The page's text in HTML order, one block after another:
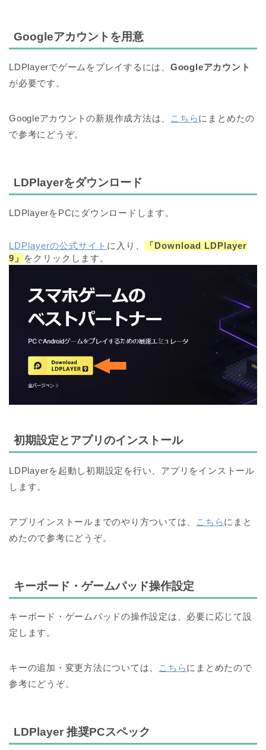
Googleアカウントを用意
LDPlayerでゲームをプレイするには、 Googleアカウント
が必要です。
Googleアカウントの新規作成方法は、 こちらにまとめたの
で参考にどうぞ。
LDPlayerをダウンロード
LDPlayerをPCにダウンロードします。
LDPlayerの公式サイト に入り、
「Download LDPlayer
9」
をクリックします。
初期設定とアプリのインストール
LDPlayerを起動し初期設定を行い、アプリをインストール
します。
アプリインストールまでのやり方ついては、 こちらにまと
めたので参考にどうぞ。
キーボード・ゲームパッド操作設定
キーボード・ゲームパッドの操作設定は、 必要に応じて設
定します。
キーの追加・変更方法については、 こちらにまとめたので
参考にどうぞ。
LDPlayer 推奨PCスペック